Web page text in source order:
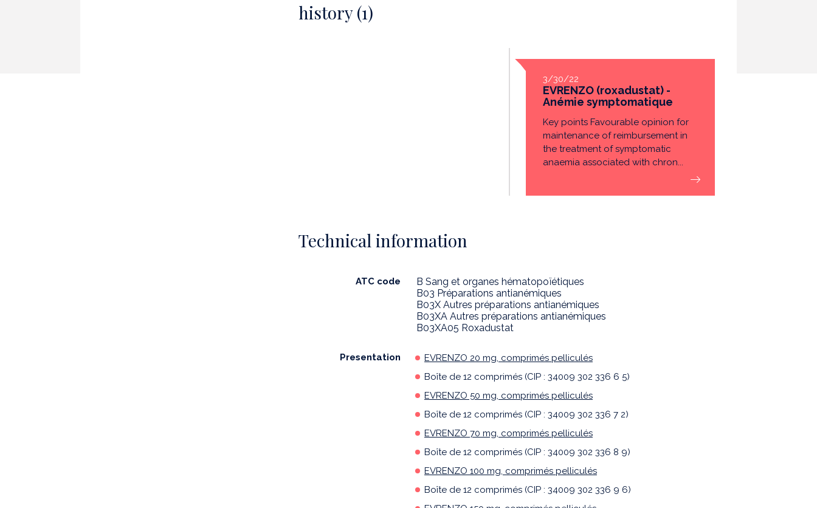
history (1)
3/30/22
EVRENZO (roxadustat) -
Anémie symptomatique
Key points Favourable opinion for
maintenance of reimbursement in
the treatment of symptomatic
anaemia associated with chron...
Technical information
ATC code
B Sang et organes hématopoïétiques
B03 Préparations antianémiques
B03X Autres préparations antianémiques
B03XA Autres préparations antianémiques
B03XA05 Roxadustat
Presentation
EVRENZO 20 mg, comprimés pelliculés
Boîte de 12 comprimés (CIP : 34009 302 336 6 5)
EVRENZO 50 mg, comprimés pelliculés
Boîte de 12 comprimés (CIP : 34009 302 336 7 2)
EVRENZO 70 mg, comprimés pelliculés
Boîte de 12 comprimés (CIP : 34009 302 336 8 9)
EVRENZO 100 mg, comprimés pelliculés
Boîte de 12 comprimés (CIP : 34009 302 336 9 6)